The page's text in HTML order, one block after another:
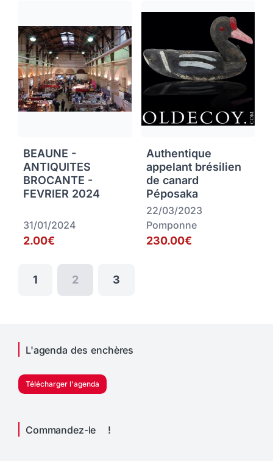
BEAUNE -
ANTIQUITES
BROCANTE -
FEVRIER 2024
31/01/2024
2.00€
Authentique
appelant brésilien
de canard
Péposaka
22/03/2023
Pomponne
230.00€
1 2 3
L'agenda des enchères
Télécharger l'agenda
Commandez-le !